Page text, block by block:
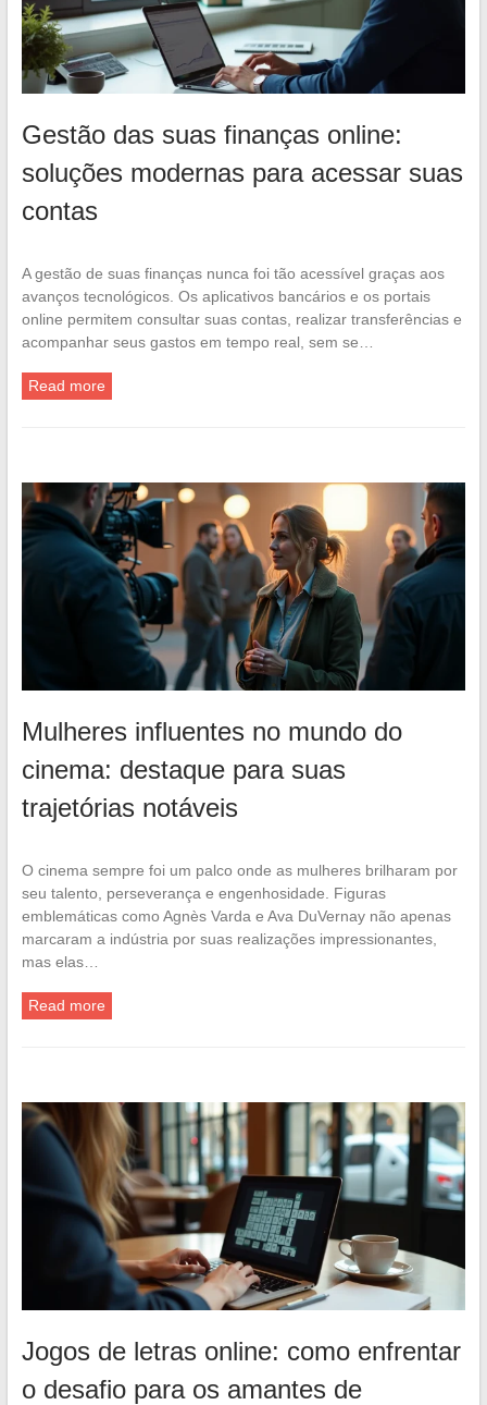
Gestão das suas finanças online:
soluções modernas para acessar suas
contas
A gestão de suas finanças nunca foi tão acessível graças aos
avanços tecnológicos. Os aplicativos bancários e os portais
online permitem consultar suas contas, realizar transferências e
acompanhar seus gastos em tempo real, sem se…
Read more
Mulheres influentes no mundo do
cinema: destaque para suas
trajetórias notáveis
O cinema sempre foi um palco onde as mulheres brilharam por
seu talento, perseverança e engenhosidade. Figuras
emblemáticas como Agnès Varda e Ava DuVernay não apenas
marcaram a indústria por suas realizações impressionantes,
mas elas…
Read more
Jogos de letras online: como enfrentar
o desafio para os amantes de